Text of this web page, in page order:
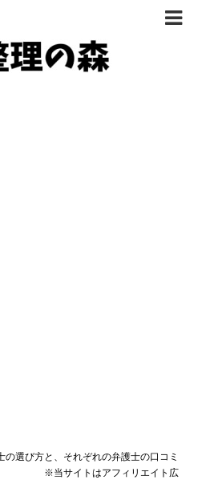
選び方と、それぞれの弁護士の口コミ
。 ※当サイトはアフィリエイト広